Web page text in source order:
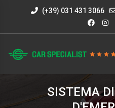
(+39) 031 431 3066
SISTEMA